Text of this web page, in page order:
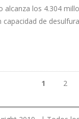
alcanza los 4.304
capacidad de
1 2